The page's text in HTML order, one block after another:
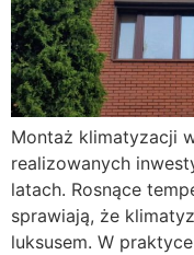
Montaż klimatyzacji
realizowanych
latach. Rosnące
sprawiają, że
luksusem. W